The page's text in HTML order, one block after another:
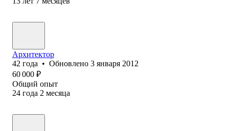
Архитектор
42 года • Обновлено 3 января 2012
60 000 ₽
Общий опыт
24 года 2 месяца